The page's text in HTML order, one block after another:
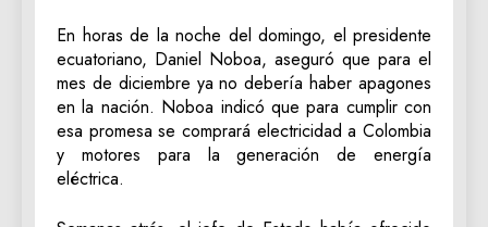
En horas de la noche del domingo, el presidente
ecuatoriano, Daniel Noboa, aseguró que para el
mes de diciembre ya no debería haber apagones
en la nación. Noboa indicó que para cumplir con
esa promesa se comprará electricidad a Colombia
y motores para la generación de energía
eléctrica.